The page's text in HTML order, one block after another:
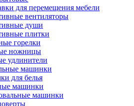
для перемещения мебели
вентиляторы
души
плитки
горелки
ножницы
удлинители
машинки
для белья
машинки
машинки